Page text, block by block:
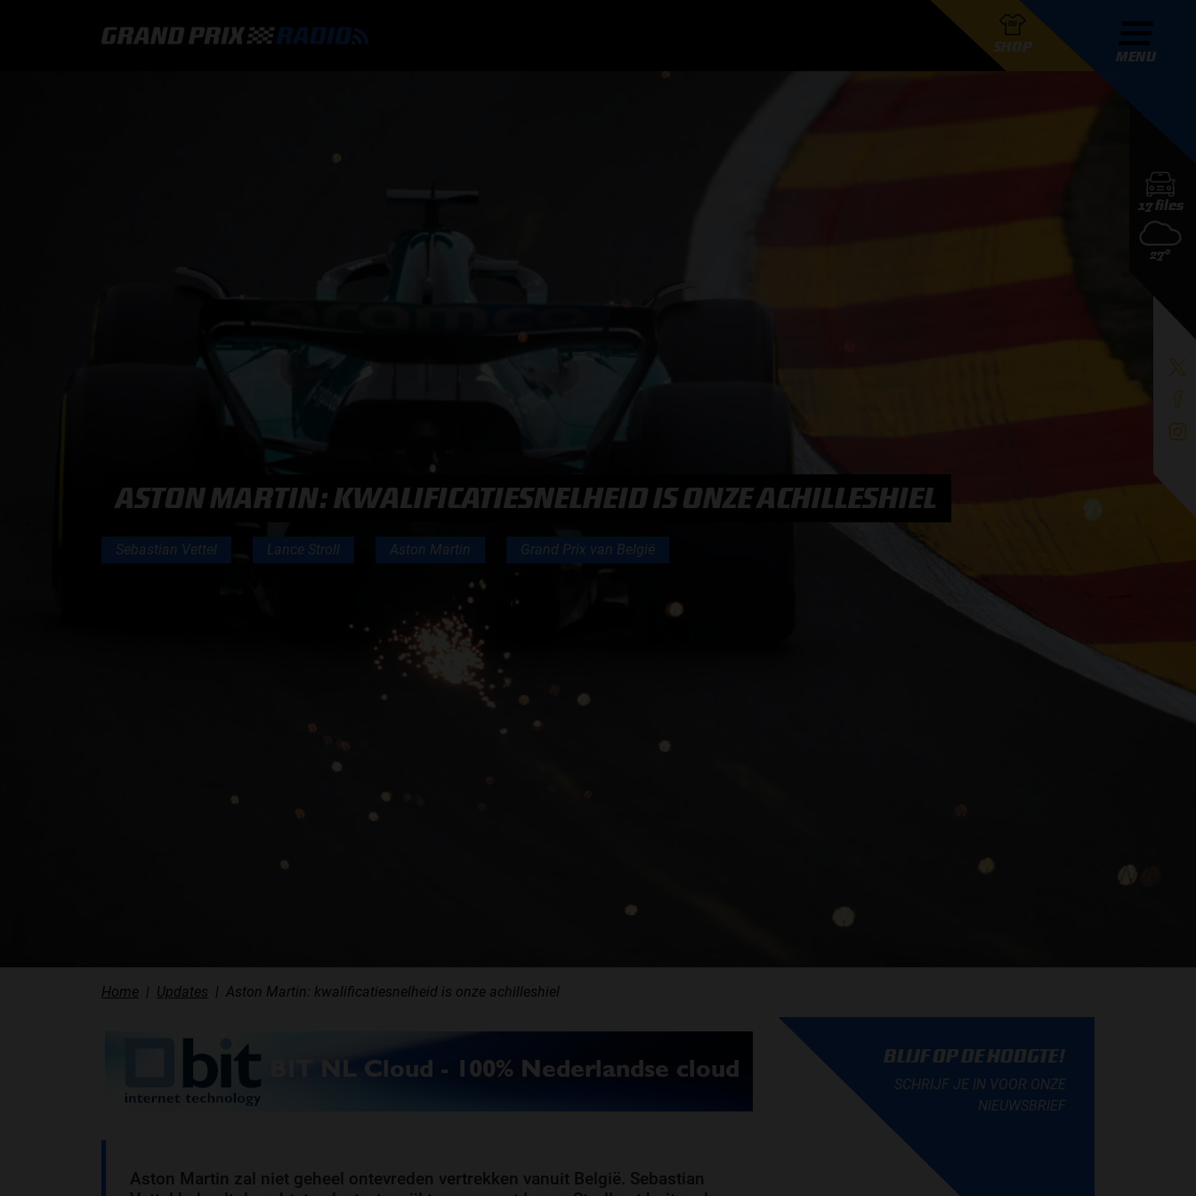
SHOP
MENU
17 files
27°
ASTON MARTIN: KWALIFICATIESNELHEID IS ONZE ACHILLESHIEL
Sebastian Vettel Lance Stroll Aston Martin Grand Prix van België
Home Updates Aston Martin: kwalificatiesnelheid is onze achilleshiel
Aston Martin zal niet geheel ontevreden vertrekken vanuit België. Sebastian
BLIJF OP DE HOOGTE!
SCHRIJF JE IN VOOR ONZE
NIEUWSBRIEF
GRAND PRIX RADIO APP
PODCAST PRESENTATOREN
F1 RACES
MAX VERSTAPPEN
RACE GEMIST
AANMELDEN NIEUWSBRIEF
NEEM CONTACT OP